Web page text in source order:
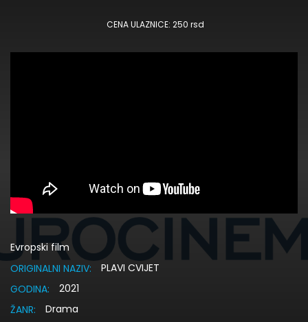
CENA ULAZNICE: 250 rsd
Evropski film
ORIGINALNI NAZIV:
PLAVI CVIJET
GODINA:
2021
ŽANR:
Drama